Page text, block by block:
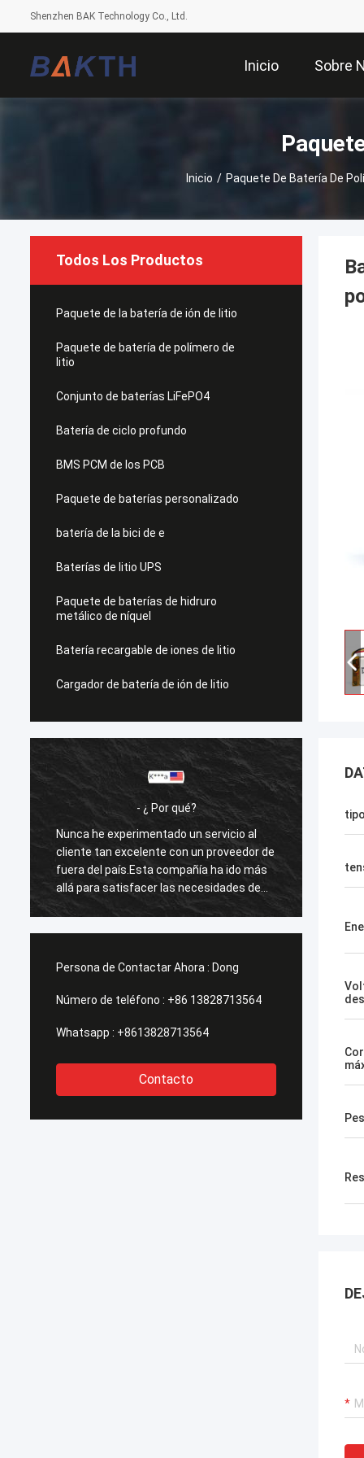
Shenzhen BAK Technology Co., Ltd.
Inicio Sobre
Inicio / Paquete De Batería De
Todos Los Productos
Paquete de la batería de ión de litio
Paquete de batería de polímero de
litio
Conjunto de baterías LiFePO4
Batería de ciclo profundo
BMS PCM de los PCB
Paquete de baterías personalizado
batería de la bici de e
Baterías de litio UPS
Paquete de baterías de hidruro
metálico de níquel
Batería recargable de iones de litio
Cargador de batería de ión de litio
- ¿ Por qué?
Nunca he experimentado un servicio al
cliente tan excelente con un proveedor de
fuera del país.Esta compañía ha ido más
allá para satisfacer las necesidades de
sus clientes.Su tiempo de respuesta con
fuera
allá
Persona de Contactar Ahora : Dong
Número de teléfono : +86 13828713564
Whatsapp : +8613828713564
Contacto